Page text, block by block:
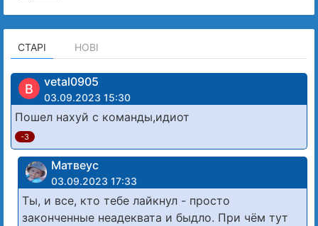
СТАРІ НОВІ
В vetal0905
03.09.2023 15:30
Пошел нахуй с команды,идиот
-3
Матвеус
03.09.2023 17:33
Ты, и все, кто тебе лайкнул - просто
законченные неадеквата и быдло. При чём тут